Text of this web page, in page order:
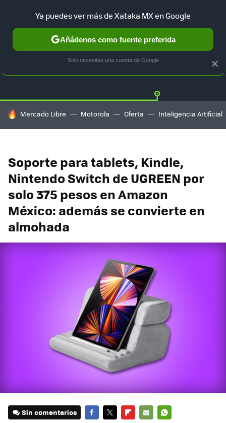
GUÍA DE COMPRAS MERCADO LIBRE
HOY SE HABLA DE
Mercado Libre Motorola Oferta Inteligencia Artificial
Soporte para tablets, Kindle,
Nintendo Switch de UGREEN por
solo 375 pesos en Amazon
México: además se convierte en
almohada
Sin comentarios
×
Ya puedes ver más de Xataka MX en Google
Añádenos como fuente preferida
Solo necesitas una cuenta de Google